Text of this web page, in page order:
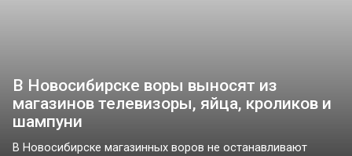
В Новосибирске воры выносят из
магазинов телевизоры, яйца, кроликов и
шампуни
В Новосибирске магазинных воров не останавливают